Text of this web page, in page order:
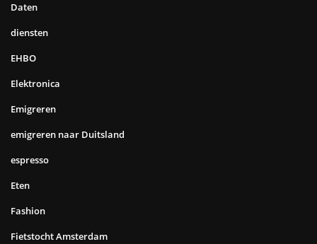
Daten
diensten
EHBO
Elektronica
Emigreren
emigreren naar Duitsland
espresso
Eten
Fashion
Fietstocht Amsterdam